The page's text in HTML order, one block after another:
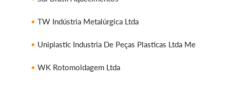
TW Indústria Metalúrgica Ltda
Uniplastic Industria De Peças Plasticas Ltda Me
WK Rotomoldagem Ltda